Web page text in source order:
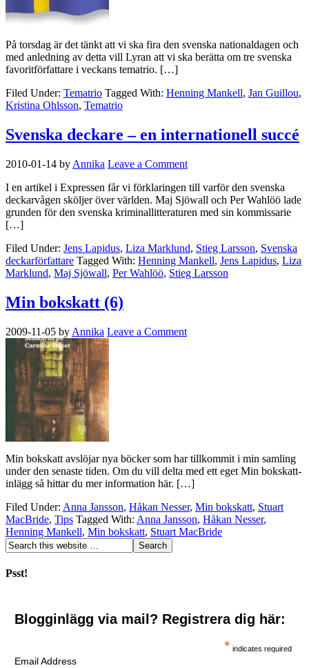
På torsdag är det tänkt att vi ska fira den svenska nationaldagen och
med anledning av detta vill Lyran att vi ska berätta om tre svenska
favoritförfattare i veckans tematrio. […]
Filed Under: Tematrio Tagged With: Henning Mankell, Jan Guillou,
Kristina Ohlsson, Tematrio
Svenska deckare – en internationell succé
2010-01-14 by Annika Leave a Comment
I en artikel i Expressen får vi förklaringen till varför den svenska
deckarvågen sköljer över världen. Maj Sjöwall och Per Wahlöö lade
grunden för den svenska kriminallitteraturen med sin kommissarie
[…]
Filed Under: Jens Lapidus, Liza Marklund, Stieg Larsson, Svenska
deckarförfattare Tagged With: Henning Mankell, Jens Lapidus, Liza
Marklund, Maj Sjöwall, Per Wahlöö, Stieg Larsson
Min bokskatt (6)
2009-11-05 by Annika Leave a Comment
Min bokskatt avslöjar nya böcker som har tillkommit i min samling
under den senaste tiden. Om du vill delta med ett eget Min bokskatt-
inlägg så hittar du mer information här. […]
Filed Under: Anna Jansson, Håkan Nesser, Min bokskatt, Stuart
MacBride, Tips Tagged With: Anna Jansson, Håkan Nesser,
Henning Mankell, Min bokskatt, Stuart MacBride
Psst!
Blogginlägg via mail? Registrera dig här:
* indicates required
Email Address